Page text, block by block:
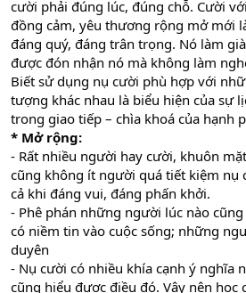
cười phải đúng lúc, đúng chỗ. Cười
đồng cảm, yêu thương rộng mở mới
đáng quý, đáng trân trọng. Nó làm
được đón nhận nó mà không làm
Biết sử dụng nụ cười phù hợp với
tượng khác nhau là biểu hiện của sự
trong giao tiếp – chìa khoá của hạnh
* Mở rộng:
- Rất nhiều người hay cười, khuôn
cũng không ít người quá tiết kiệm nụ
cả khi đáng vui, đáng phấn khởi.
- Phê phán những người lúc nào
có niềm tin vào cuộc sống; những
duyên
- Nụ cười có nhiều khía cạnh ý nghĩa
cũng hiểu được điều đó. Vậy nên học